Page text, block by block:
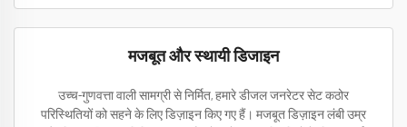
मजबूत और स्थायी डिजाइन
उच्च-गुणवत्ता वाली सामग्री से निर्मित, हमारे डीजल जनरेटर सेट कठोर
परिस्थितियों को सहने के लिए डिज़ाइन किए गए हैं। मजबूत डिज़ाइन लंबी उम्र